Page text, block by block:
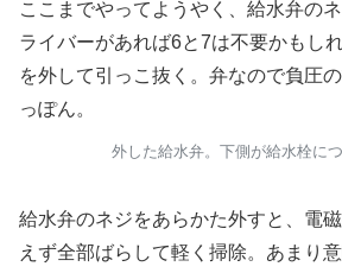
ここまでやってようやく、給水弁の
ライバーがあれば6と7は不要かもし
を外して引っこ抜く。弁なので負圧
っぽん。
外した給水弁。下側が給水栓に
給水弁のネジをあらかた外すと、電
えず全部ばらして軽く掃除。あまり